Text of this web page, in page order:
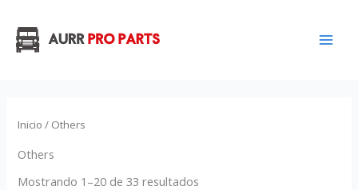
contenido
Inicio / Others
Others
Mostrando 1–20 de 33 resultados